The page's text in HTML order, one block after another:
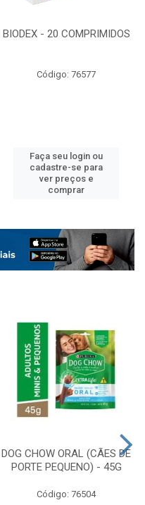
BIODEX - 20 COMPRIMIDOS
Código: 76577
Faça seu login ou
cadastre-se para
ver preços e
comprar
DOG CHOW ORAL (CÃES DE
PORTE PEQUENO) - 45G
Código: 76504